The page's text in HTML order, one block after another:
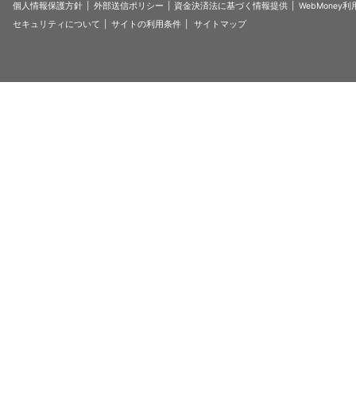
個人情報保護方針 外部送信ポリシー 資金決済法に基づく情報提供
WebMoney利
セキュリティについて
サイトの利用条件 サイトマップ